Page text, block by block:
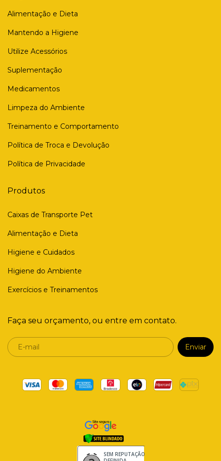
Alimentação e Dieta
Mantendo a Higiene
Utilize Acessórios
Suplementação
Medicamentos
Limpeza do Ambiente
Treinamento e Comportamento
Política de Troca e Devolução
Política de Privacidade
Produtos
Caixas de Transporte Pet
Alimentação e Dieta
Higiene e Cuidados
Higiene do Ambiente
Exercícios e Treinamentos
Faça seu orçamento, ou entre em contato.
SEM REPUTAÇÃO